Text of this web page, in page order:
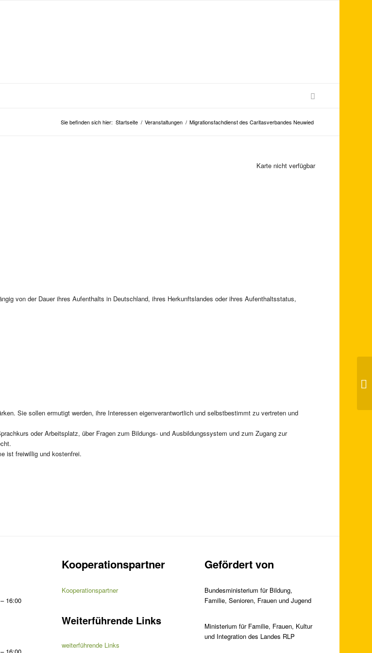
Sie befinden sich hier: Startseite / Veranstaltungen / Migrationsfachdienst des Caritasverbandes Neuwied
Karte nicht verfügbar
von der Dauer ihres Aufenthalts in Deutschland, ihres Herkunftslandes oder ihres Aufenthaltsstatus,
Sie sollen ermutigt werden, ihre Interessen eigenverantwortlich und selbstbestimmt zu vertreten und
oder Arbeitsplatz, über Fragen zum Bildungs- und Ausbildungssystem und zum Zugang zur
ist freiwillig und kostenfrei.
16:00
Kooperationspartner
Kooperationspartner
Weiterführende Links
weiterführende Links
Gefördert von
Bundesministerium für Bildung,
Familie, Senioren, Frauen und Jugend
Ministerium für Familie, Frauen, Kultur
und Integration des Landes RLP